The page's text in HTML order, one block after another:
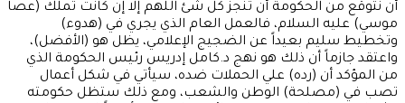
أن نتوقع من الحكومة أن تنجز كل شئ اللهم إلا إن كانت تملك (عصا
موسي) عليه السلام، فالعمل العام الذي يجري في (هدوء)
وتخطيط سليم بعيداً عن الضجيج الإعلامي، يظل هو (الأفضل)،
واعتقد جازماً أن ذلك هو نهج د.كامل إدريس رئيس الحكومة الذي
من المؤكد أن (رده) علي الحملات ضده، سيأتي في شكل أعمال
تصب في (مصلحة) الوطن والشعب، ومع ذلك ستظل حكومته